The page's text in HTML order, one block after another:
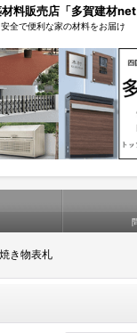
料販売店「多賀建材net
安全で便利な家の材料をお届け
き物表札